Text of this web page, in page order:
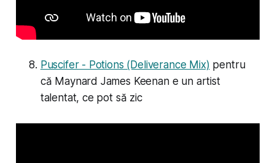
Puscifer - Potions (Deliverance Mix) pentru
că Maynard James Keenan e un artist
talentat, ce pot să zic